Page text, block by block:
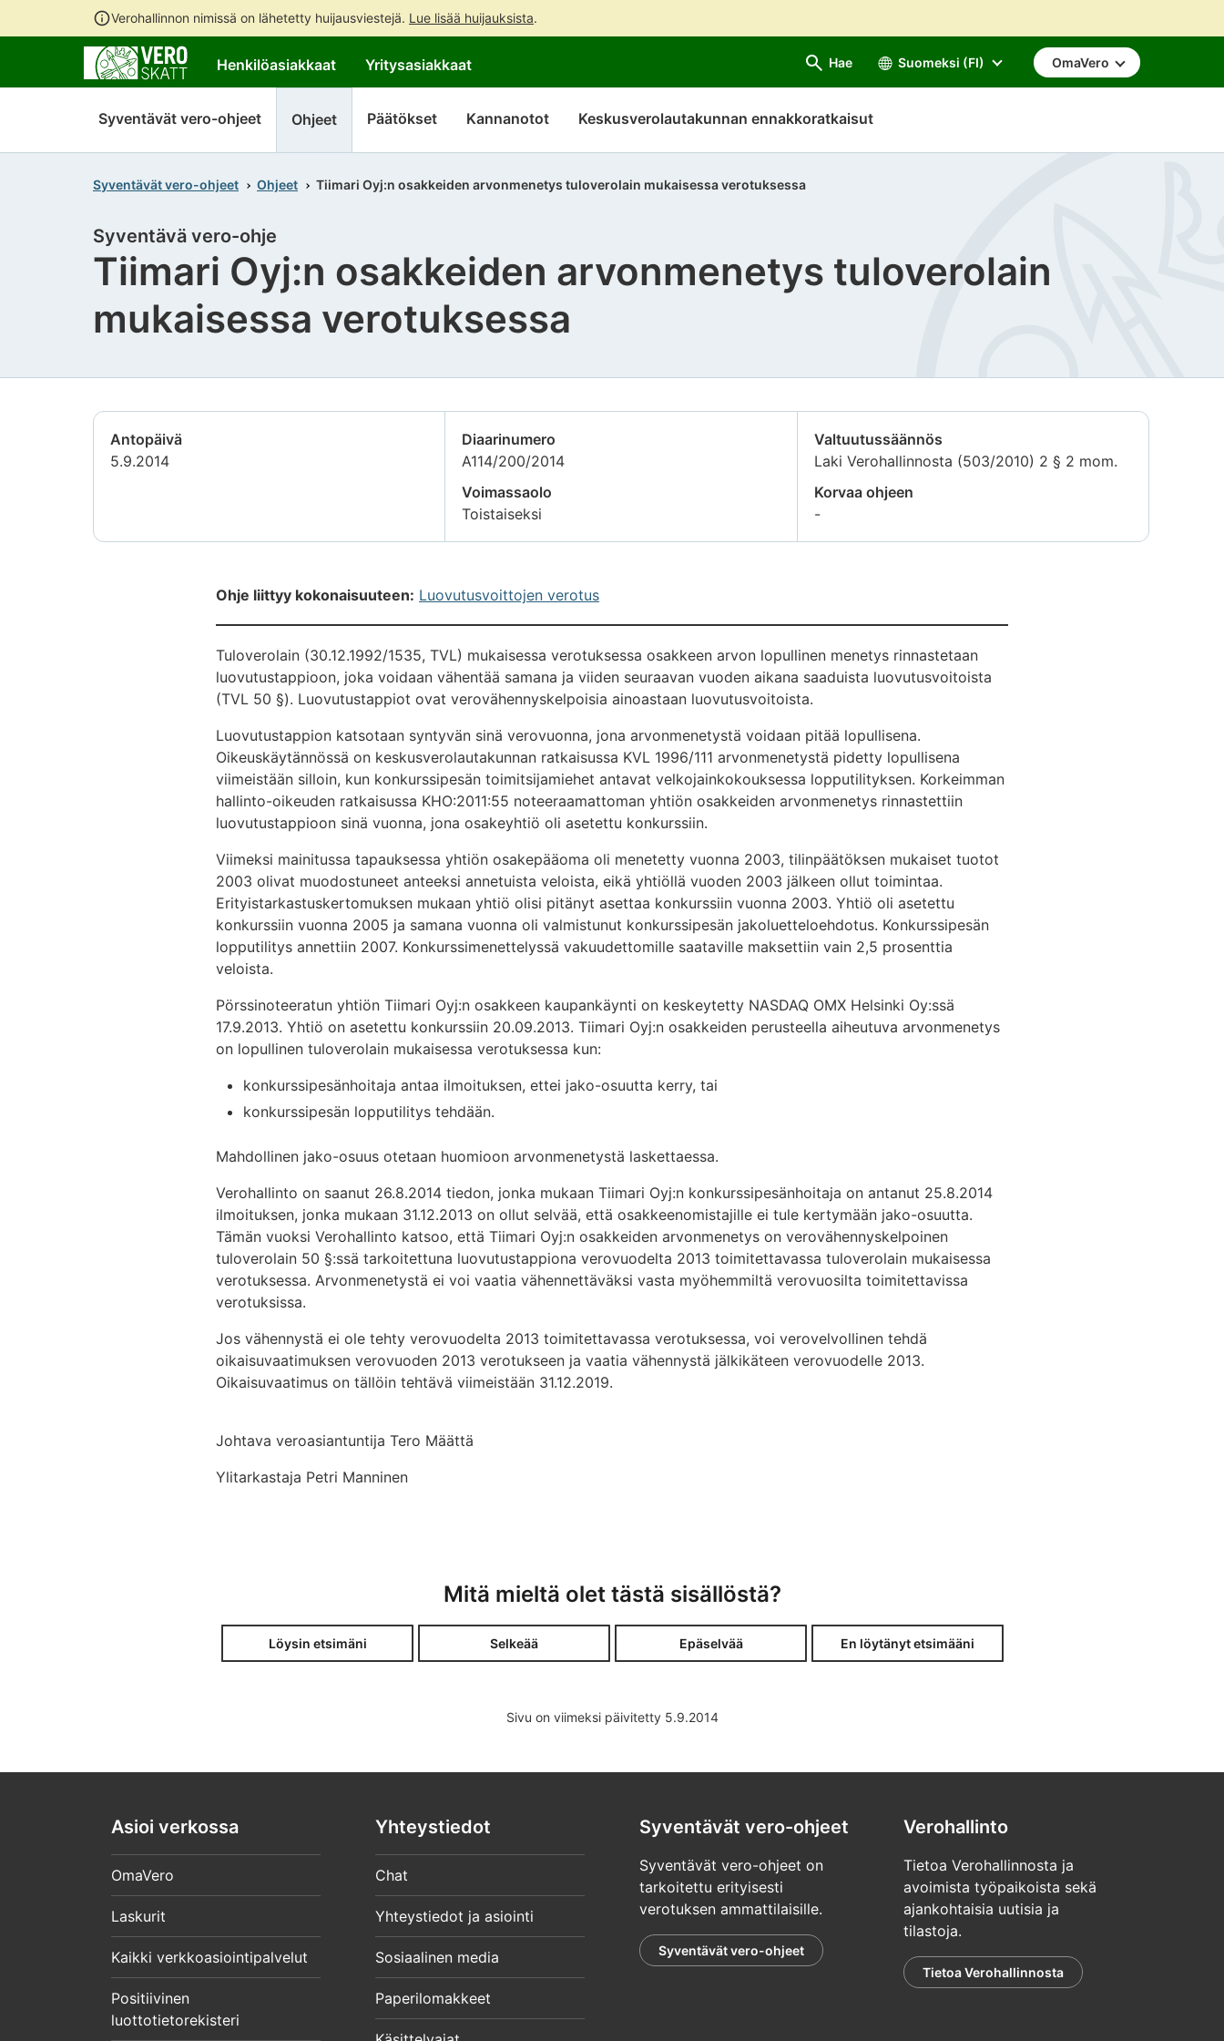
Verohallinnon nimissä on lähetetty huijausviestejä. Lue lisää huijauksista.
sisältöön
sivuston
hakuun
Henkilöasiakkaat Yritysasiakkaat Hae Suomeksi (FI) OmaVero
Syventävät vero-ohjeet Ohjeet Päätökset Kannanotot Keskusverolautakunnan ennakkoratkaisut
Syventävät vero-ohjeet Ohjeet Tiimari Oyj:n osakkeiden arvonmenetys tuloverolain mukaisessa verotuksessa
Tiimari Oyj:n osakkeiden arvonmenetys tuloverolain
mukaisessa verotuksessa
Syventävä vero-ohje
Antopäivä
5.9.2014
Diaarinumero
A114/200/2014
Voimassaolo
Toistaiseksi
Valtuutussäännös
Laki Verohallinnosta (503/2010) 2 § 2 mom.
Korvaa ohjeen
-
Ohje liittyy kokonaisuuteen: Luovutusvoittojen verotus
Tuloverolain (30.12.1992/1535, TVL) mukaisessa verotuksessa osakkeen arvon lopullinen menetys rinnastetaan
luovutustappioon, joka voidaan vähentää samana ja viiden seuraavan vuoden aikana saaduista luovutusvoitoista
(TVL 50 §). Luovutustappiot ovat verovähennyskelpoisia ainoastaan luovutusvoitoista.
Luovutustappion katsotaan syntyvän sinä verovuonna, jona arvonmenetystä voidaan pitää lopullisena.
Oikeuskäytännössä on keskusverolautakunnan ratkaisussa KVL 1996/111 arvonmenetystä pidetty lopullisena
viimeistään silloin, kun konkurssipesän toimitsijamiehet antavat velkojainkokouksessa lopputilityksen. Korkeimman
hallinto-oikeuden ratkaisussa KHO:2011:55 noteeraamattoman yhtiön osakkeiden arvonmenetys rinnastettiin
luovutustappioon sinä vuonna, jona osakeyhtiö oli asetettu konkurssiin.
Viimeksi mainitussa tapauksessa yhtiön osakepääoma oli menetetty vuonna 2003, tilinpäätöksen mukaiset tuotot
2003 olivat muodostuneet anteeksi annetuista veloista, eikä yhtiöllä vuoden 2003 jälkeen ollut toimintaa.
Erityistarkastuskertomuksen mukaan yhtiö olisi pitänyt asettaa konkurssiin vuonna 2003. Yhtiö oli asetettu
konkurssiin vuonna 2005 ja samana vuonna oli valmistunut konkurssipesän jakoluetteloehdotus. Konkurssipesän
lopputilitys annettiin 2007. Konkurssimenettelyssä vakuudettomille saataville maksettiin vain 2,5 prosenttia
veloista.
Pörssinoteeratun yhtiön Tiimari Oyj:n osakkeen kaupankäynti on keskeytetty NASDAQ OMX Helsinki Oy:ssä
17.9.2013. Yhtiö on asetettu konkurssiin 20.09.2013. Tiimari Oyj:n osakkeiden perusteella aiheutuva arvonmenetys
on lopullinen tuloverolain mukaisessa verotuksessa kun:
konkurssipesänhoitaja antaa ilmoituksen, ettei jako-osuutta kerry, tai
konkurssipesän lopputilitys tehdään.
Mahdollinen jako-osuus otetaan huomioon arvonmenetystä laskettaessa.
Verohallinto on saanut 26.8.2014 tiedon, jonka mukaan Tiimari Oyj:n konkurssipesänhoitaja on antanut 25.8.2014
ilmoituksen, jonka mukaan 31.12.2013 on ollut selvää, että osakkeenomistajille ei tule kertymään jako-osuutta.
Tämän vuoksi Verohallinto katsoo, että Tiimari Oyj:n osakkeiden arvonmenetys on verovähennyskelpoinen
tuloverolain 50 §:ssä tarkoitettuna luovutustappiona verovuodelta 2013 toimitettavassa tuloverolain mukaisessa
verotuksessa. Arvonmenetystä ei voi vaatia vähennettäväksi vasta myöhemmiltä verovuosilta toimitettavissa
verotuksissa.
Jos vähennystä ei ole tehty verovuodelta 2013 toimitettavassa verotuksessa, voi verovelvollinen tehdä
oikaisuvaatimuksen verovuoden 2013 verotukseen ja vaatia vähennystä jälkikäteen verovuodelle 2013.
Oikaisuvaatimus on tällöin tehtävä viimeistään 31.12.2019.
Johtava veroasiantuntija Tero Määttä
Ylitarkastaja Petri Manninen
Mitä mieltä olet tästä sisällöstä?
Löysin etsimäni Selkeää Epäselvää En löytänyt etsimääni
Sivu on viimeksi päivitetty 5.9.2014
Asioi verkossa
OmaVero
Laskurit
Kaikki verkkoasiointipalvelut
Positiivinen
luottotietorekisteri
Yhteystiedot
Chat
Yhteystiedot ja asiointi
Sosiaalinen media
Paperilomakkeet
Syventävät vero-ohjeet
Syventävät vero-ohjeet on
tarkoitettu erityisesti
verotuksen ammattilaisille.
Syventävät vero-ohjeet
Verohallinto
Tietoa Verohallinnosta ja
avoimista työpaikoista sekä
ajankohtaisia uutisia ja
tilastoja.
Tietoa Verohallinnosta